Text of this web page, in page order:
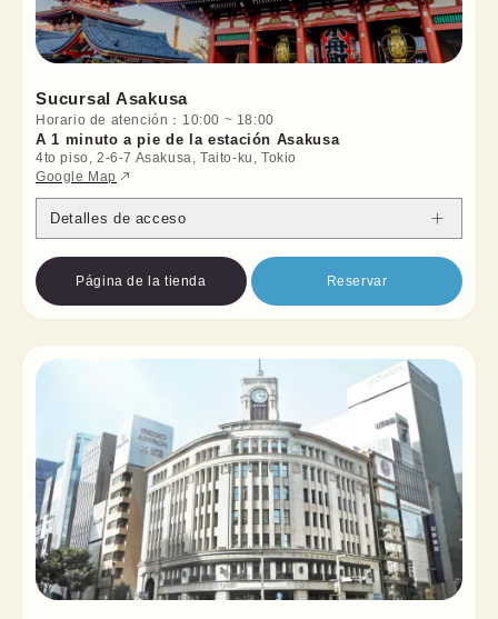
Sucursal Asakusa
Horario de atención ： 10:00 ~ 18:00
A 1 minuto a pie de la estación Asakusa
4to piso, 2-6-7 Asakusa, Taito-ku, Tokio
Google Map
Detalles de acceso
Página de la tienda Reservar